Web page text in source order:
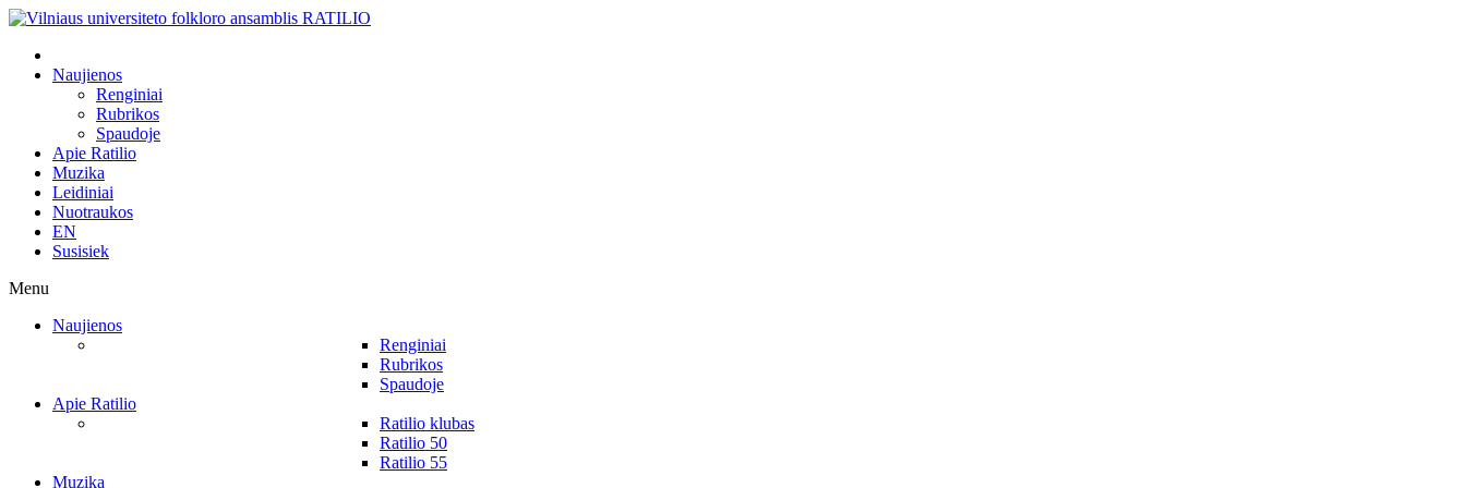
Naujienos
Renginiai
Rubrikos
Spaudoje
Apie Ratilio
Muzika
Leidiniai
Nuotraukos
EN
Susisiek
Menu
Naujienos
Renginiai
Rubrikos
Spaudoje
Apie Ratilio
Ratilio klubas
Ratilio 50
Ratilio 55
Muzika